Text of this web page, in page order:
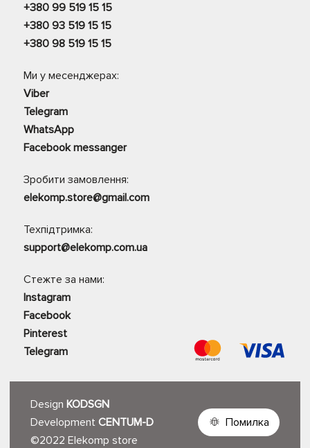
+380 99 519 15 15
+380 93 519 15 15
+380 98 519 15 15
Ми у месенджерах:
Viber
Telegram
WhatsApp
Facebook messanger
Зробити замовлення:
elekomp.store@gmail.com
Техпідтримка:
support@elekomp.com.ua
Стежте за нами:
Instagram
Facebook
Pinterest
Telegram
Design KODSGN
Development CENTUM-D
©2022 Elekomp store
Помилка